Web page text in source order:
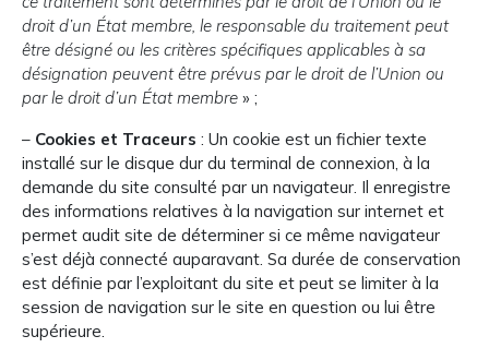
droit d’un État membre, le responsable du traitement peut
être désigné ou les critères spécifiques applicables à sa
désignation peuvent être prévus par le droit de l’Union ou
par le droit d’un État membre » ;
– Cookies et Traceurs : Un cookie est un fichier texte
installé sur le disque dur du terminal de connexion, à la
demande du site consulté par un navigateur. Il enregistre
des informations relatives à la navigation sur internet et
permet audit site de déterminer si ce même navigateur
s’est déjà connecté auparavant. Sa durée de conservation
est définie par l’exploitant du site et peut se limiter à la
session de navigation sur le site en question ou lui être
supérieure.